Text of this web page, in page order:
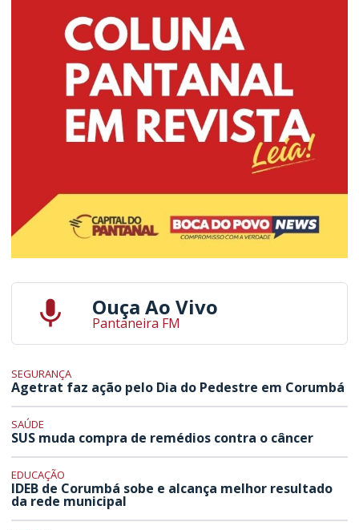
Ouça Ao Vivo
Pantaneira FM
SEGURANÇA
Agetrat faz ação pelo Dia do Pedestre em Corumbá
SAÚDE
SUS muda compra de remédios contra o câncer
EDUCAÇÃO
IDEB de Corumbá sobe e alcança melhor resultado
da rede municipal